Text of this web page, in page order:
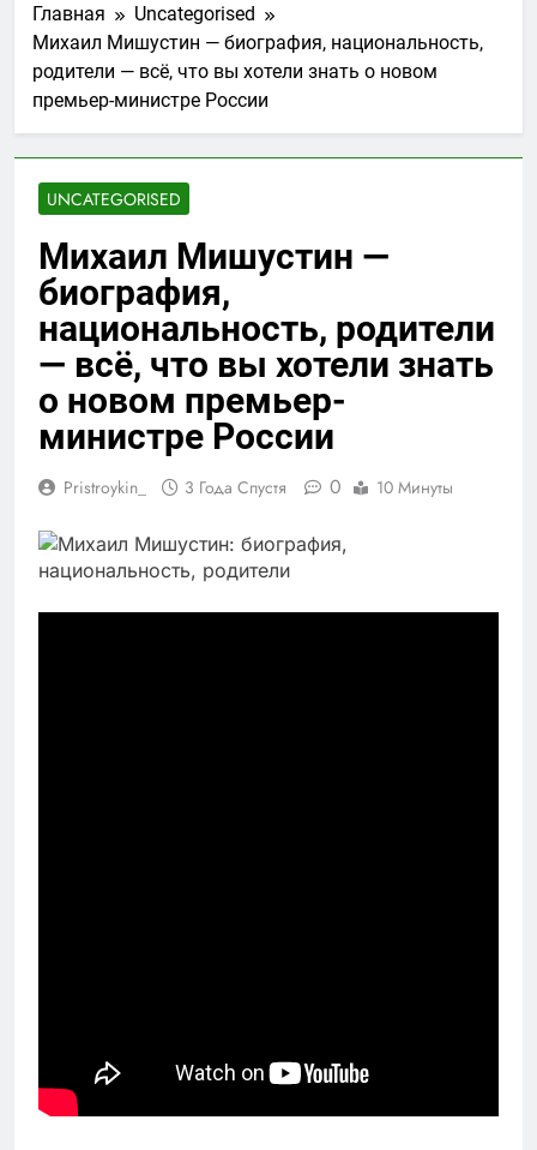
Главная
Uncategorised
Михаил Мишустин — биография, национальность,
родители — всё, что вы хотели знать о новом
премьер-министре России
UNCATEGORISED
Михаил Мишустин —
биография,
национальность, родители
— всё, что вы хотели знать
о новом премьер-
министре России
Pristroykin_ 3 Года Спустя 0 10 Минуты